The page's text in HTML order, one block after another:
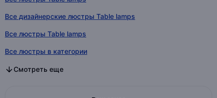
Все дизайнерские люстры Table lamps
Все люстры Table lamps
Все люстры в категории
Все дизайнерские люстры в категории
Все люстры в категории
Смотреть еще